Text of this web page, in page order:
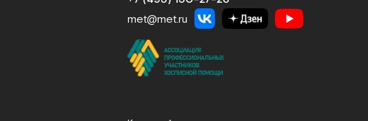
met@met.ru